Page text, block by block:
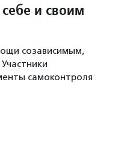
и своим
созависимым,
самоконтроля